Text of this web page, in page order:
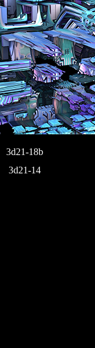
3d21-18b
3d21-14